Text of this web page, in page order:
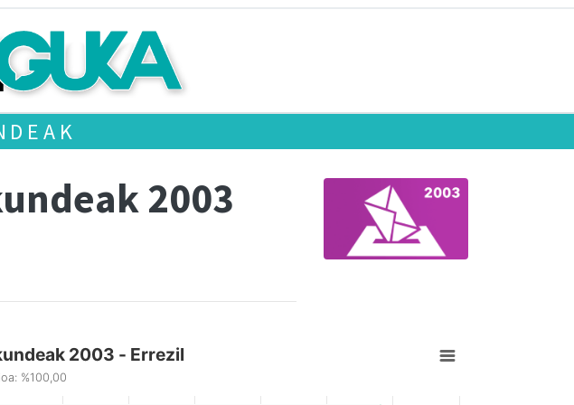
2003
2003 - Errezil
%100,00